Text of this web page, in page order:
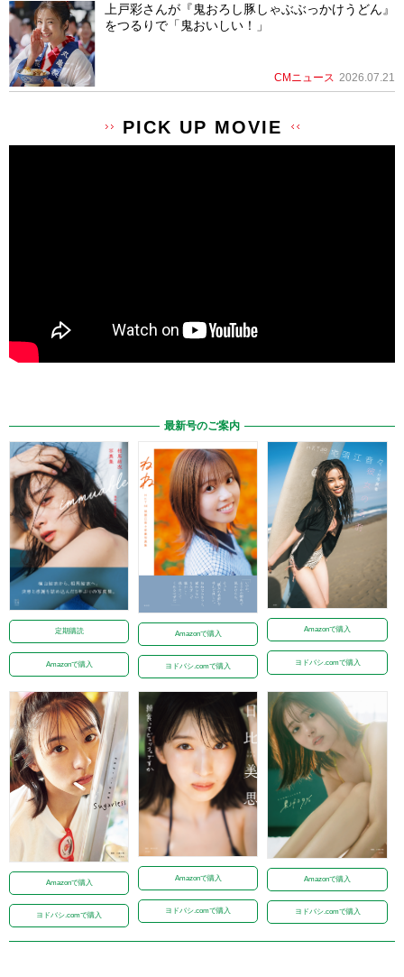
上戸彩さんが『鬼おろし豚しゃぶぶっかけうどん』
をつるりで「鬼おいしい！」
CMニュース 2026.07.21
PICK UP MOVIE
最新号のご案内
定期購読
Amazonで購入
Amazonで購入
ヨドバシ.comで購入
Amazonで購入
ヨドバシ.comで購入
Amazonで購入
ヨドバシ.comで購入
Amazonで購入
ヨドバシ.comで購入
Amazonで購入
ヨドバシ.comで購入